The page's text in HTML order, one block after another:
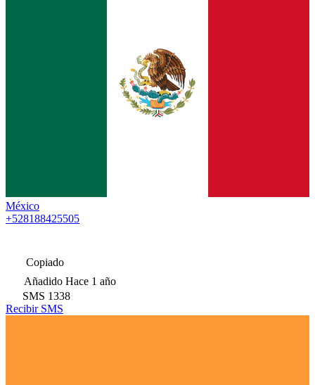
México
+528188425505
Copiado
Añadido Hace 1 año
SMS 1338
Recibir SMS